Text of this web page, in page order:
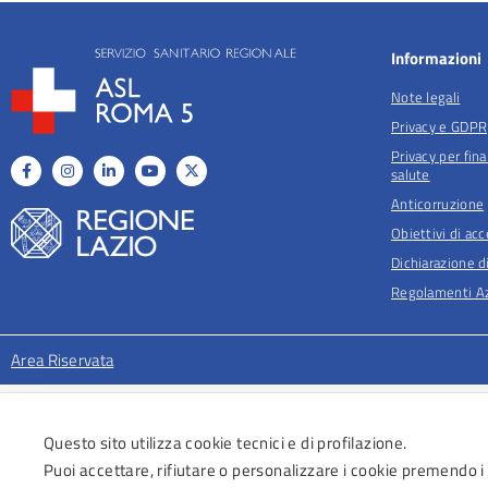
Informazioni
Note legali
Privacy e GDPR
Privacy per
salute
Anticorruzione
Obiettivi di
Dichiarazione
Regolamenti
Area Riservata
Questo sito utilizza cookie tecnici e di profilazione.
Puoi accettare, rifiutare o personalizzare i cookie premendo